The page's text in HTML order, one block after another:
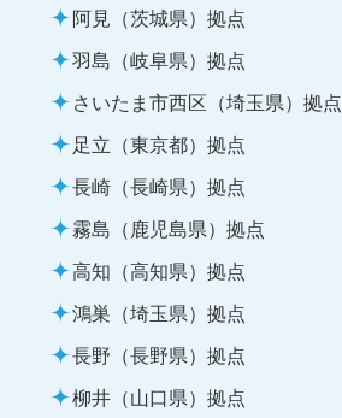
阿見（茨城県）拠点
羽島（岐阜県）拠点
さいたま市西区（埼玉県）拠点
足立（東京都）拠点
長崎（長崎県）拠点
霧島（鹿児島県）拠点
高知（高知県）拠点
鴻巣（埼玉県）拠点
長野（長野県）拠点
柳井（山口県）拠点